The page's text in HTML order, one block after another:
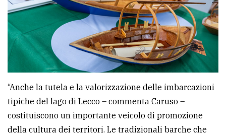
“Anche la tutela e la valorizzazione delle imbarcazioni
tipiche del lago di Lecco – commenta Caruso –
costituiscono un importante veicolo di promozione
della cultura dei territori. Le tradizionali barche che